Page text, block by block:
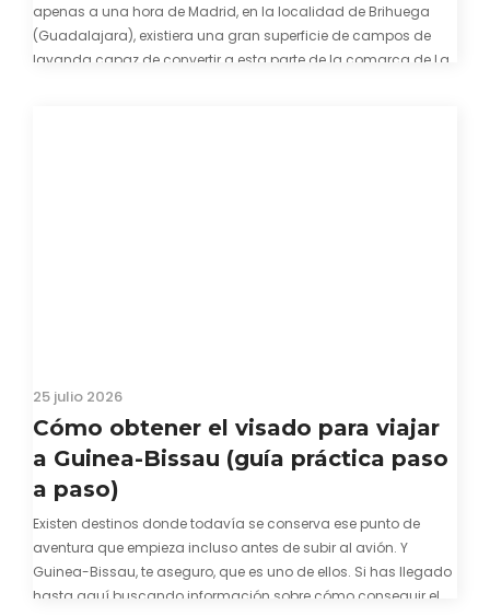
apenas a una hora de Madrid, en la localidad de Brihuega
(Guadalajara), existiera una gran superficie de campos de
lavanda capaz de convertir a esta parte de la comarca de La
25 julio 2026
Cómo obtener el visado para viajar
a Guinea-Bissau (guía práctica paso
a paso)
Existen destinos donde todavía se conserva ese punto de
aventura que empieza incluso antes de subir al avión. Y
Guinea-Bissau, te aseguro, que es uno de ellos. Si has llegado
hasta aquí buscando información sobre cómo conseguir el